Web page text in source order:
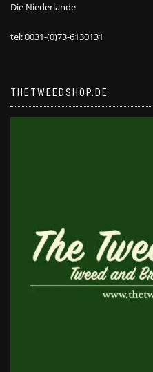
Die Niederlande
tel: 0031-(0)73-6130131
THETWEEDSHOP.DE